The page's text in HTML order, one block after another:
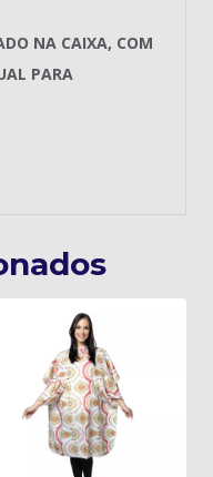
NA CAIXA, COM
PARA